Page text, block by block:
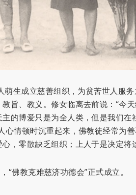
萌生成立慈善组织，为贫苦世人服
旨、教义。修女临离去前说：“今
的博爱只是为全人类，但是我们
心情顿时沉重起来，佛教徒经常为
，零散缺乏组织；上人于是决定将
佛教克难慈济功德会”正式成立。